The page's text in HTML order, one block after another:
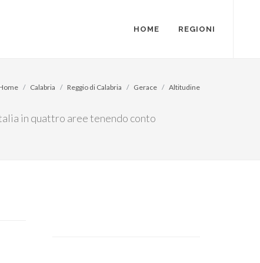
HOME REGIONI
in quattro aree tenendo conto
Calabria Reggio di Calabria Gerace Altitudine